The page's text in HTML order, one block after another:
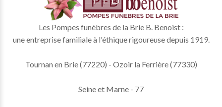
Les Pompes funèbres de la Brie B. Benoist :
une entreprise familiale à l'éthique rigoureuse depuis 1919.
Tournan en Brie (77220) - Ozoir la Ferrière (77330)
Seine et Marne - 77